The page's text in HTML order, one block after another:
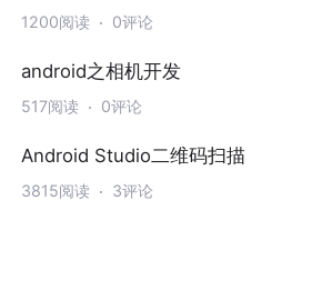
1200阅读 0评论
android之相机开发
517阅读 0评论
Android Studio二维码扫描
3815阅读 3评论